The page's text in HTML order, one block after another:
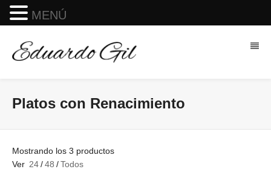
Platos con Renacimiento
Mostrando los 3 productos
Ver 24/48 /Todos
MENÚ